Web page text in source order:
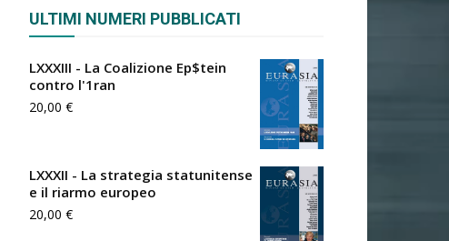
ULTIMI NUMERI PUBBLICATI
LXXXIII - La Coalizione Ep$tein
contro l'1ran
20,00 €
LXXXII - La strategia statunitense
e il riarmo europeo
20,00 €